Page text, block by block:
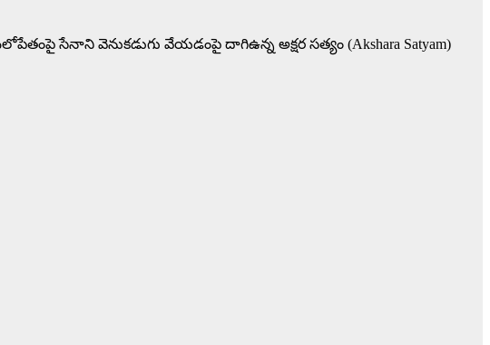
సేనాని వెనుకడుగు వేయడంపై దాగిఉన్న అక్షర సత్యం (Akshara Satyam)